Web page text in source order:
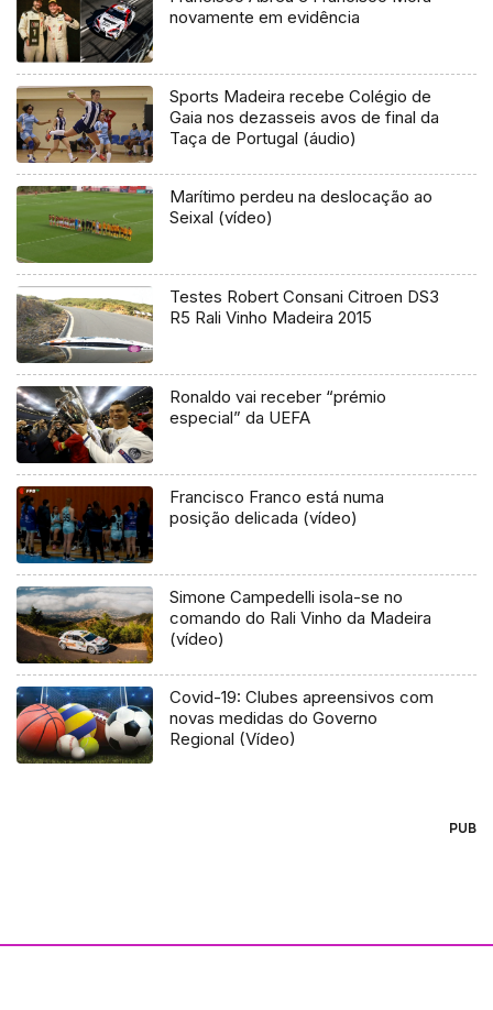
novamente em evidência
Sports Madeira recebe Colégio de
Gaia nos dezasseis avos de final da
Taça de Portugal (áudio)
Marítimo perdeu na deslocação ao
Seixal (vídeo)
Testes Robert Consani Citroen DS3
R5 Rali Vinho Madeira 2015
Ronaldo vai receber “prémio
especial” da UEFA
Francisco Franco está numa
posição delicada (vídeo)
Simone Campedelli isola-se no
comando do Rali Vinho da Madeira
(vídeo)
Covid-19: Clubes apreensivos com
novas medidas do Governo
Regional (Vídeo)
PUB